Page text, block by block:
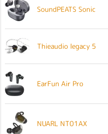
SoundPEATS Sonic
Thieaudio legacy 5
EarFun Air Pro
NUARL NT01AX